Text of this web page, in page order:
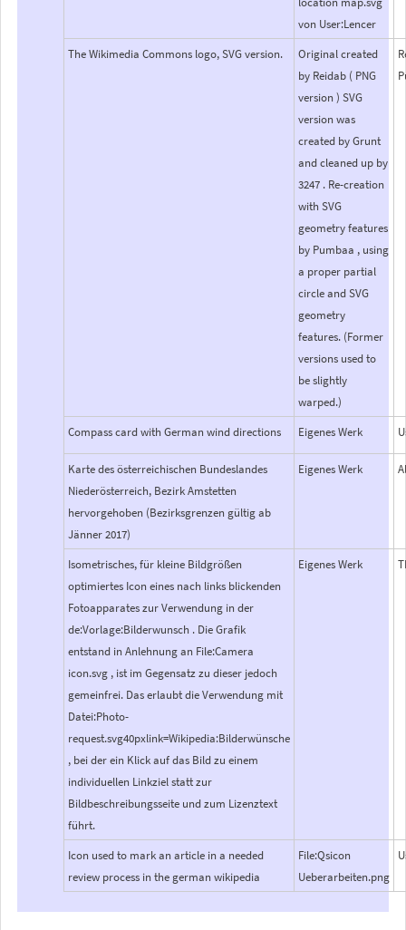
von User:Lencer
The Wikimedia Commons logo, SVG version.
Original created
by Reidab ( PNG
version ) SVG
version was
created by Grunt
and cleaned up by
3247 . Re-creation
with SVG
geometry features
by Pumbaa , using
a proper partial
circle and SVG
geometry
features. (Former
versions used to
be slightly
warped.)
Compass card with German wind directions Eigenes Werk
Karte des österreichischen Bundeslandes
Niederösterreich, Bezirk Amstetten
hervorgehoben (Bezirksgrenzen gültig ab
Jänner 2017)
Eigenes Werk
Isometrisches, für kleine Bildgrößen
optimiertes Icon eines nach links blickenden
Fotoapparates zur Verwendung in der
de:Vorlage:Bilderwunsch . Die Grafik
entstand in Anlehnung an File:Camera
icon.svg , ist im Gegensatz zu dieser jedoch
gemeinfrei. Das erlaubt die Verwendung mit
Datei:Photo-
request.svg40pxlink=Wikipedia:Bilderwünsche
, bei der ein Klick auf das Bild zu einem
individuellen Linkziel statt zur
Bildbeschreibungsseite und zum Lizenztext
führt.
Eigenes Werk
Icon used to mark an article in a needed
review process in the german wikipedia
File:Qsicon
Ueberarbeiten.png